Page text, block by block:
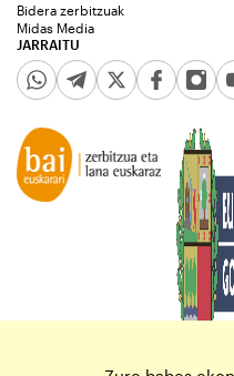
JARRAITU
Bidera zerbitzuak
Midas Media